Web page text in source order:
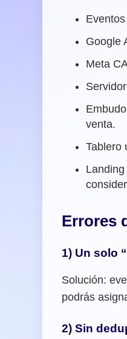
Google
Meta
venta.
Tablero
Errores
1) Un solo
Solución:
podrás
2) Sin